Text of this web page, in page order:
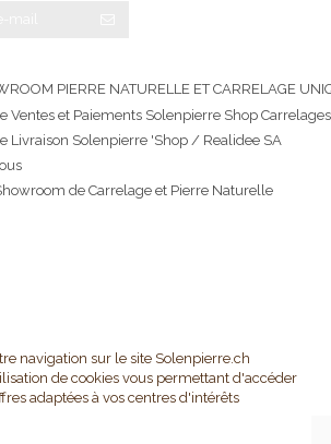
PIERRE NATURELLE ET CARRELAGE
Ventes et Paiements Solenpierre Shop
Livraison Solenpierre 'Shop / Realidee SA
de Carrelage et Pierre Naturelle
navigation sur le site Solenpierre.ch
de cookies vous permettant d'accéder
adaptées à vos centres d'intérêts